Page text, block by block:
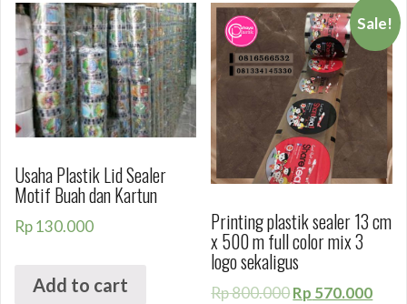
Usaha Plastik Lid Sealer
Motif Buah dan Kartun
Rp130.000
Add to cart
Sale!
Printing plastik sealer 13 cm
x 500 m full color mix 3
logo sekaligus
Rp800.000Rp 570.000